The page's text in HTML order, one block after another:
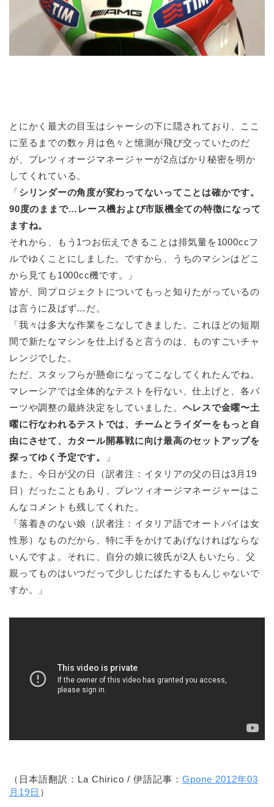
とにかく最大の目玉はシャーシの下に隠されており、ここ
に至るまでの数ヶ月は色々と憶測が飛び交っていたのだ
が、プレツィオージマネージャーが2点ばかり秘密を明か
してくれている。
「シリンダーの角度が変わってないってことは確かです。
90度のままで…レース機および市販機全ての特徴になって
ますね。
それから、もう1つお伝えできることは排気量を1000ccフ
ルでゆくことにしました。ですから、うちのマシンはどこ
から見ても1000cc機です。」
皆が、同プロジェクトについてもっと知りたがっているの
は言うに及ばず…だ。
「我々は多大な作業をこなしてきました。これほどの短期
間で新たなマシンを仕上げると言うのは、ものすごいチャ
レンジでした。
ただ、スタッフらが懸命になってこなしてくれたんでね。
マレーシアでは全体的なテストを行ない、仕上げと、各パ
ーツや調整の最終決定をしていました。 ヘレスで金曜〜土
曜に行なわれるテストでは、チームとライダーをもっと自
由にさせて、カタール開幕戦に向け最高のセットアップを
探ってゆく予定です。
」
また、今日が父の日（訳者注：イタリアの父の日は3月19
日）だったこともあり、プレツィオージマネージャーはこ
んなコメントも残してくれた。
「落着きのない娘（訳者注：イタリア語でオートバイは女
性形）なものだから、特に手をかけてあげなければならな
いんですよ。それに、自分の娘に彼氏が2人もいたら、父
親ってものはいつだって少しじたばたするもんじゃないで
すか。」
（日本語翻訳：La Chirico / 伊語記事： Gpone 2012年03
月19日 ）